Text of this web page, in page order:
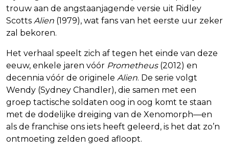
trouw aan de angstaanjagende versie uit Ridley
Scotts Alien (1979), wat fans van het eerste uur zeker
zal bekoren.
Het verhaal speelt zich af tegen het einde van deze
eeuw, enkele jaren vóór Prometheus(2012) en
decennia vóór de originele Alien. De serie volgt
Wendy (Sydney Chandler), die samen met een
groep tactische soldaten oog in oog komt te staan
met de dodelijke dreiging van de Xenomorph—en
als de franchise ons iets heeft geleerd, is het dat zo’n
ontmoeting zelden goed afloopt.